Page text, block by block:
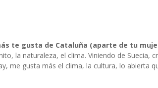
te gusta de Cataluña (aparte de tu
la naturaleza, el clima. Viniendo de Suecia,
me gusta más el clima, la cultura, lo abierta